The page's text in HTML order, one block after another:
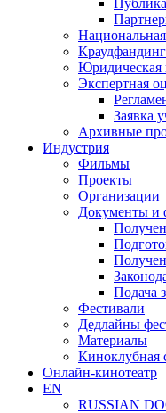
Краудфандинг
Юридическая
Экспертная
Заявка
Архивные
Индустрия
Фильмы
Проекты
Организации
Документы и
Подача
Фестивали
Дедлайны
Материалы
Киноклубная
Онлайн-кинотеатр
EN
RUSSIAN